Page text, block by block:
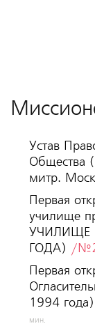
Устав
Общества
митр.
Первая
училище
УЧИЛИЩЕ
ГОДА) /
Первая
1994
мин.